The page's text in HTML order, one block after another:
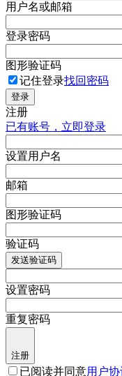
用户名或邮箱
登录密码
图形验证码
记住登录找回密码
登录
注册
已有账号，立即登录
设置用户名
邮箱
图形验证码
验证码
发送验证码
设置密码
重复密码
注册
已阅读并同意用户协